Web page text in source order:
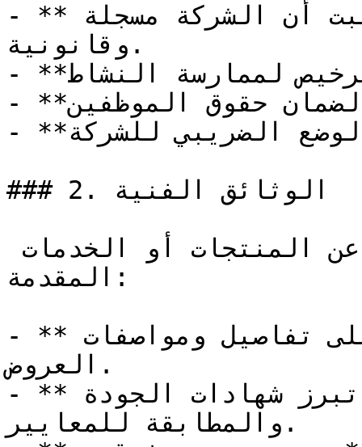
- **السجل التجاري**: يثبت أن الشركة مسجلة
وقانونية.
- **رخصة العمل**: تؤكد الترخيص لممارسة النشاط.
- **التأمينات الاجتماعية**: لضمان حقوق الموظفين.
- **الإقرار الضريبي**: يوضح الوضع الضريبي للشركة.
### 2. الوثائق الفنية
المقدمة:
- **ملف العرض الفني**: يحتوي على تفاصيل ومواصفات
العروض.
- **الشهادات الفنية**: تبرز شهادات الجودة
والمطابقة للمعايير.